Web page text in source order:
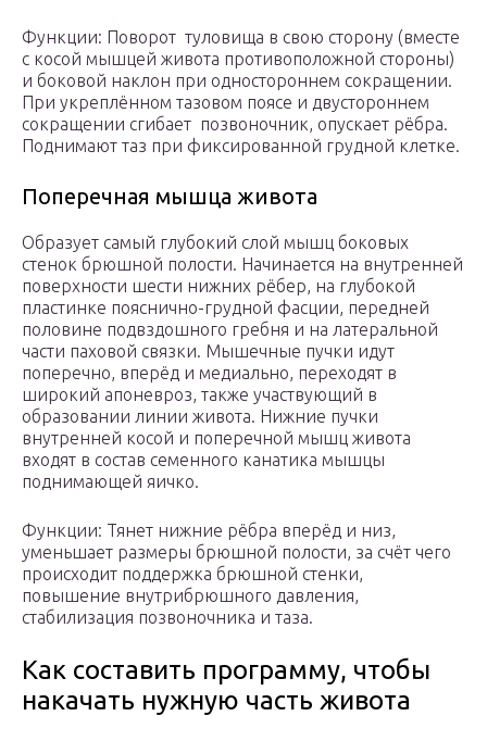
Функции: Поворот туловища в свою сторону (вместе
с косой мышцей живота противоположной стороны)
и боковой наклон при одностороннем сокращении.
При укреплённом тазовом поясе и двустороннем
сокращении сгибает позвоночник, опускает рёбра.
Поднимают таз при фиксированной грудной клетке.
Поперечная мышца живота
Образует самый глубокий слой мышц боковых
стенок брюшной полости. Начинается на внутренней
поверхности шести нижних рёбер, на глубокой
пластинке пояснично-грудной фасции, передней
половине подвздошного гребня и на латеральной
части паховой связки. Мышечные пучки идут
поперечно, вперёд и медиально, переходят в
широкий апоневроз, также участвующий в
образовании линии живота. Нижние пучки
внутренней косой и поперечной мышц живота
входят в состав семенного канатика мышцы
поднимающей яичко.
Функции: Тянет нижние рёбра вперёд и низ,
уменьшает размеры брюшной полости, за счёт чего
происходит поддержка брюшной стенки,
повышение внутрибрюшного давления,
стабилизация позвоночника и таза.
Как составить программу, чтобы
накачать нужную часть живота